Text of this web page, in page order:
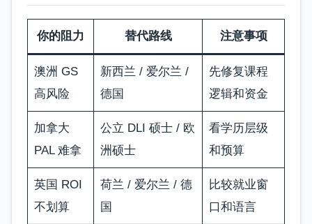
你的阻力 替代路线 注意事项
澳洲 GS
高风险
新西兰 / 爱尔兰 /
德国
先修复课程
逻辑和资金
加拿大
PAL 难拿
公立 DLI 硕士 / 欧
洲硕士
看学历层级
和预算
英国 ROI
不划算
荷兰 / 爱尔兰 / 德
国
比较就业窗
口和语言